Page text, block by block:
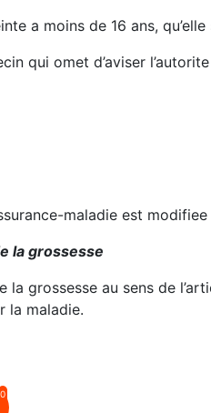
a moins de 16 ans,
qui omet d’aviser
maladie est
la grossesse
la grossesse au sens de
la maladie.
0